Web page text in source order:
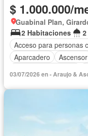
$ 1.000.000/
Guabinal Plan,
2 Habitaciones
Acceso para personas
Aparcadero
Ascensor
Gimnasio
03/07/2026 en - Araujo &